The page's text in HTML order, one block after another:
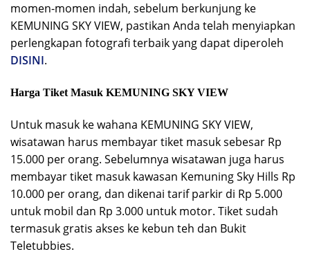
momen-momen indah, sebelum berkunjung ke
KEMUNING SKY VIEW, pastikan Anda telah menyiapkan
perlengkapan fotografi terbaik yang dapat diperoleh
DISINI.
Harga Tiket Masuk KEMUNING SKY VIEW
Untuk masuk ke wahana KEMUNING SKY VIEW,
wisatawan harus membayar tiket masuk sebesar Rp
15.000 per orang. Sebelumnya wisatawan juga harus
membayar tiket masuk kawasan Kemuning Sky Hills Rp
10.000 per orang, dan dikenai tarif parkir di Rp 5.000
untuk mobil dan Rp 3.000 untuk motor. Tiket sudah
termasuk gratis akses ke kebun teh dan Bukit
Teletubbies.